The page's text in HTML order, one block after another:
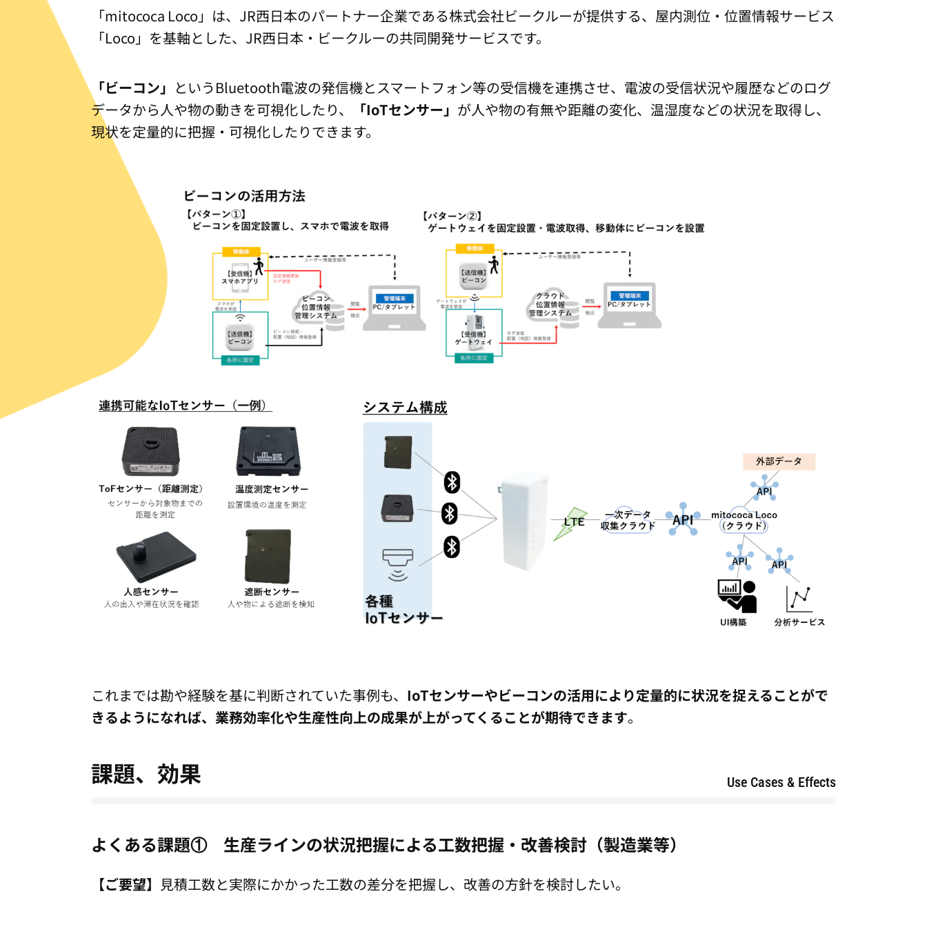
「mitococa Loco」は、JR西日本のパートナー企業である株式会社ビークルーが提供する、屋内測位・位置情報サービス
「Loco」を基軸とした、JR西日本・ビークルーの共同開発サービスです。
「ビーコン」 というBluetooth電波の発信機とスマートフォン等の受信機を連携させ、電波の受信状況や履歴などのログ
データから人や物の動きを可視化したり、
「IoTセンサー」 が人や物の有無や距離の変化、温湿度などの状況を取得し、
現状を定量的に把握・可視化したりできます。
これまでは勘や経験を基に判断されていた事例も、 IoTセンサーやビーコンの活用により定量的に状況を捉えることがで
きるようになれば、業務効率化や生産性向上の成果が上がってくることが期待できます。
課題、効果 Use Cases & Effects
よくある課題① 生産ラインの状況把握による工数把握・改善検討（製造業等）
【ご要望】 見積工数と実際にかかった工数の差分を把握し、改善の方針を検討したい。